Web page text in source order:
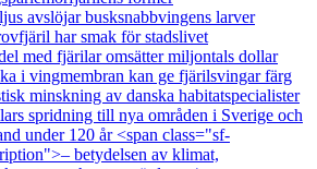
avslöjar busksnabbvingens larver
har smak för stadslivet
med fjärilar omsätter miljontals dollar
i vingmembran kan ge fjärilsvingar färg
minskning av danska habitatspecialister
spridning till nya områden i Sverige och
under 120 år <span class="sf-
betydelsen av klimat,